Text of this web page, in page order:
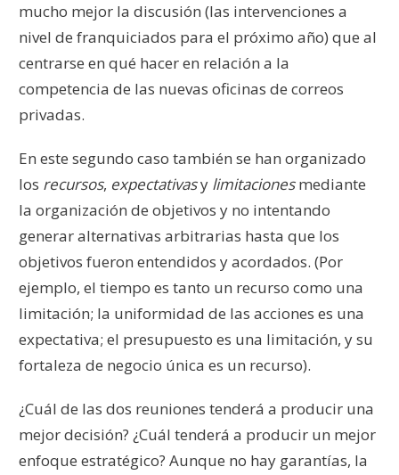
mucho mejor la discusión (las intervenciones a
nivel de franquiciados para el próximo año) que al
centrarse en qué hacer en relación a la
competencia de las nuevas oficinas de correos
privadas.
En este segundo caso también se han organizado
los recursos, expectativasy limitacionesmediante
la organización de objetivos y no intentando
generar alternativas arbitrarias hasta que los
objetivos fueron entendidos y acordados. (Por
ejemplo, el tiempo es tanto un recurso como una
limitación; la uniformidad de las acciones es una
expectativa; el presupuesto es una limitación, y su
fortaleza de negocio única es un recurso).
¿Cuál de las dos reuniones tenderá a producir una
mejor decisión? ¿Cuál tenderá a producir un mejor
enfoque estratégico? Aunque no hay garantías, la